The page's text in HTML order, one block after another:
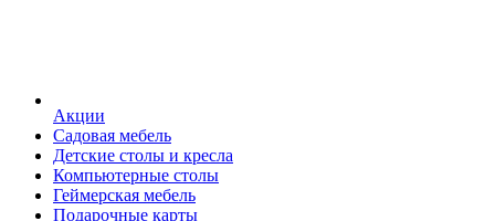
Акции
Садовая мебель
Детские столы и кресла
Компьютерные столы
Геймерская мебель
Подарочные карты